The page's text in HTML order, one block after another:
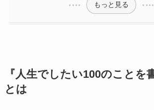
もっと見る
『人生でしたい100のことを
とは